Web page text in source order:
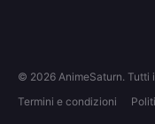
© 2026 AnimeSaturn. Tutti
Termini e condizioni